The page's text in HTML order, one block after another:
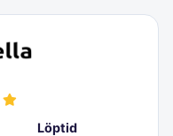
Löptid